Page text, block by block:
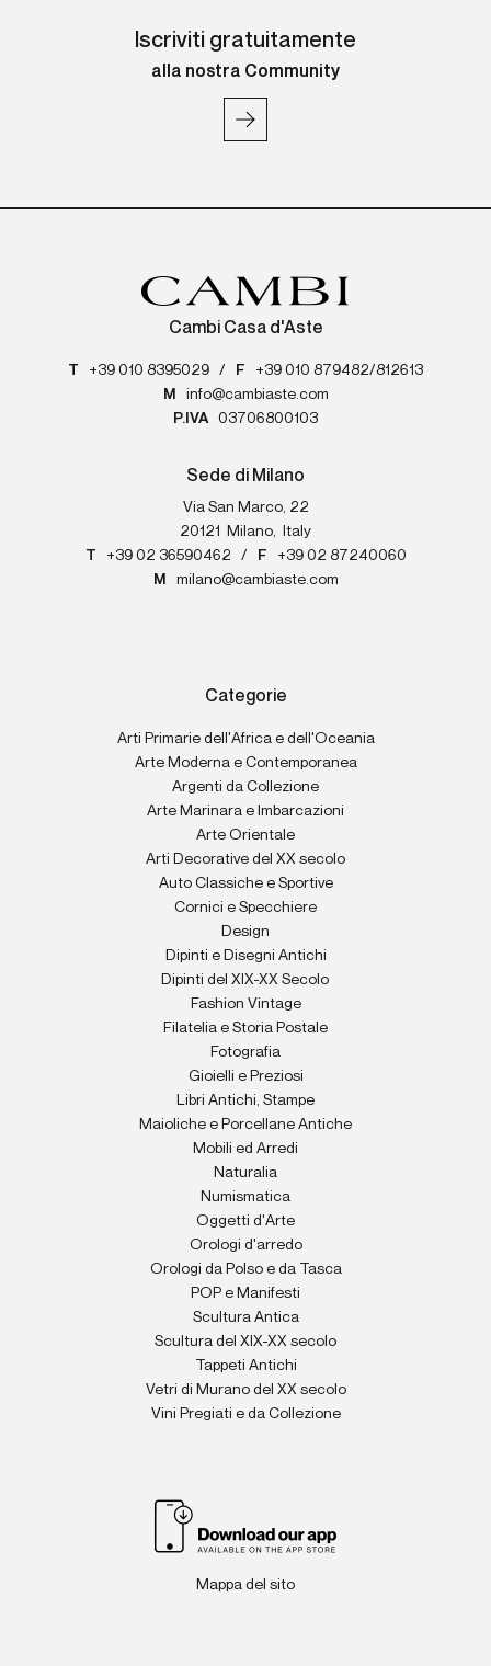
Iscriviti gratuitamente
alla nostra Community
Cambi Casa d'Aste
T +39 010 8395029 / F
+39 010 879482/812613
M
info@cambiaste.com
P.IVA
03706800103
Sede di Milano
Via San Marco, 22
20121
Milano,
Italy
T
+39 02 36590462 / F
+39 02 87240060
M
milano@cambiaste.com
Categorie
Arti Primarie dell'Africa e dell'Oceania
Arte Moderna e Contemporanea
Argenti da Collezione
Arte Marinara e Imbarcazioni
Arte Orientale
Arti Decorative del XX secolo
Auto Classiche e Sportive
Cornici e Specchiere
Design
Dipinti e Disegni Antichi
Dipinti del XIX-XX Secolo
Fashion Vintage
Filatelia e Storia Postale
Fotografia
Gioielli e Preziosi
Libri Antichi, Stampe
Maioliche e Porcellane Antiche
Mobili ed Arredi
Naturalia
Numismatica
Oggetti d'Arte
Orologi d'arredo
Orologi da Polso e da Tasca
POP e Manifesti
Scultura Antica
Scultura del XIX-XX secolo
Tappeti Antichi
Vetri di Murano del XX secolo
Vini Pregiati e da Collezione
Mappa del sito